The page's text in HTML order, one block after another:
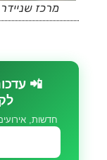
מרכז
📲
חדשות,